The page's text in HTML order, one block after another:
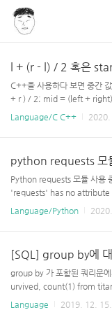
l + (r - l) / 2 혹은
C++을 사용하다 보면 중간
+ r ) / 2; mid = (left +
들이 짜 놓은 소스코드를 보
대로 수행이 되질 않는다. 따
Language/C C++
Python requests 모듈 사용
'requests' has no
ribute 'post' 으잉 분명 pip로
Language/Python
[SQL] group by에
group by 가 포함된 쿼리문
urvived, count(1) from
같다면.. 앞에 select에 있는
Language 2019. 12.